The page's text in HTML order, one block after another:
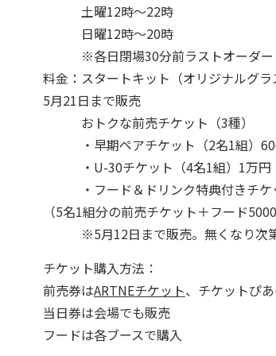
土曜12時～22時
日曜12時～20時
※各日閉場30分前ラストオーダー
料金：スタートキット（オリジナルグ
5月21日まで販売
おトクな前売チケット（3種）
・早期ペアチケット（2名1組）
・U-30チケット（4名1組）1万円
・フード＆ドリンク特典付きチケ
（5名1組分の前売チケット＋フード
※5月12日まで販売。無くなり次
チケット購入方法：
前売券はARTNEチケット、チケットぴ
当日券は会場でも販売
フードは各ブースで購入